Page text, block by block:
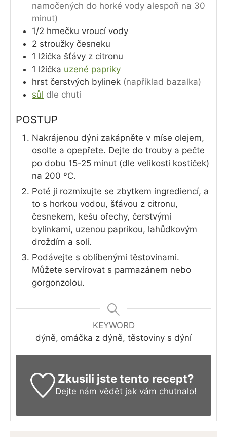
namočených do horké vody alespoň na 30
minut)
1/2 hrnečku vroucí vody
2 stroužky česneku
1 lžička šťávy z citronu
1 lžička uzené papriky
hrst čerstvých bylinek (například bazalka)
sůl dle chuti
POSTUP
Nakrájenou dýni zakápněte v míse olejem,
osolte a opepřete. Dejte do trouby a pečte
po dobu 15-25 minut (dle velikosti kostiček)
na 200 ºC.
Poté ji rozmixujte se zbytkem ingrediencí, a
to s horkou vodou, šťávou z citronu,
česnekem, kešu ořechy, čerstvými
bylinkami, uzenou paprikou, lahůdkovým
droždím a solí.
Podávejte s oblíbenými těstovinami.
Můžete servírovat s parmazánem nebo
gorgonzolou.
KEYWORD
dýně, omáčka z dýně, těstoviny s dýní
Zkusili jste tento recept?
Dejte nám vědětjak vám chutnalo!